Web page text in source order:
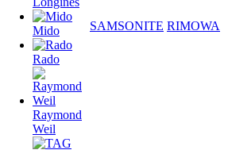
Mido
Rado
Raymond
Weil
SAMSONITE RIMOWA